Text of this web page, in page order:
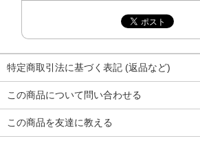
特定商取引法に基づく表記 (返品など)
この商品について問い合わせる
この商品を友達に教える